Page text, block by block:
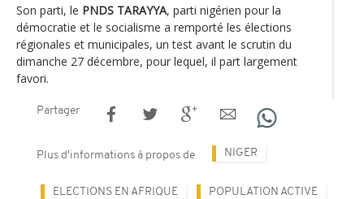
Son parti, le PNDS TARAYYA, parti nigérien pour la
démocratie et le socialisme a remporté les élections
régionales et municipales, un test avant le scrutin du
dimanche 27 décembre, pour lequel, il part largement
favori.
Partager
Plus d'informations à propos de NIGER
ELECTIONS EN AFRIQUE POPULATION ACTIVE